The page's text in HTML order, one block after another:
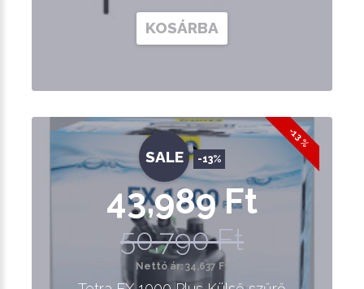
KOSÁRBA
-13 %
SALE -13%
43,989 Ft
50,790 Ft
Nettó ár: 34,637 Ft